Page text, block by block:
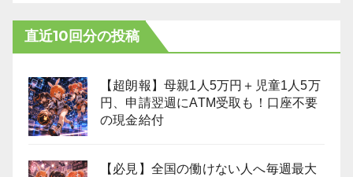
直近10回分の投稿
【超朗報】母親1人5万円＋児童1人5万
円、申請翌週にATM受取も！口座不要
の現金給付
【必見】全国の働けない人へ毎週最大